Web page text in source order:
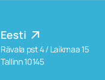
Eesti
Rävala pst 4 / Laikmaa 15
Tallinn 10145